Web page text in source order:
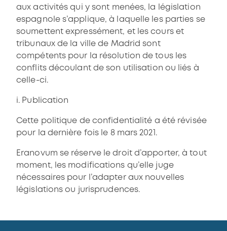
aux activités qui y sont menées, la législation
espagnole s’applique, à laquelle les parties se
soumettent expressément, et les cours et
tribunaux de la ville de Madrid sont
compétents pour la résolution de tous les
conflits découlant de son utilisation ou liés à
celle-ci.
i. Publication
Cette politique de confidentialité a été révisée
pour la dernière fois le 8 mars 2021.
Eranovum se réserve le droit d’apporter, à tout
moment, les modifications qu’elle juge
nécessaires pour l’adapter aux nouvelles
législations ou jurisprudences.